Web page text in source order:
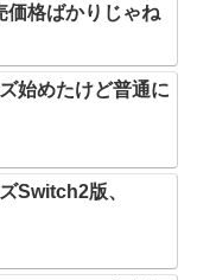
価格ばかりじゃね
始めたけど普通に
Switch2版、